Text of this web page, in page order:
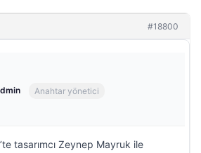
#18800
Anahtar yönetici
tasarımcı Zeynep Mayruk ile